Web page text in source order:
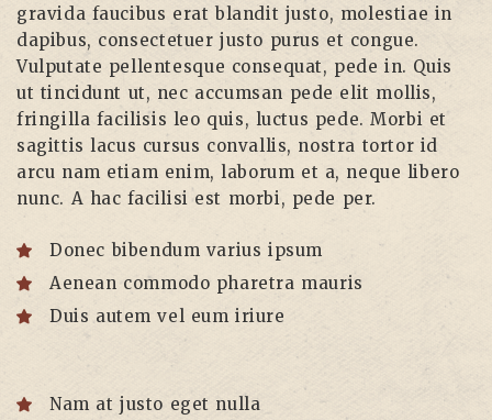
gravida faucibus erat blandit justo, molestiae in
dapibus, consectetuer justo purus et congue.
Vulputate pellentesque consequat, pede in. Quis
ut tincidunt ut, nec accumsan pede elit mollis,
fringilla facilisis leo quis, luctus pede. Morbi et
sagittis lacus cursus convallis, nostra tortor id
arcu nam etiam enim, laborum et a, neque libero
nunc. A hac facilisi est morbi, pede per.
Donec bibendum varius ipsum
Aenean commodo pharetra mauris
Duis autem vel eum iriure
Nam at justo eget nulla